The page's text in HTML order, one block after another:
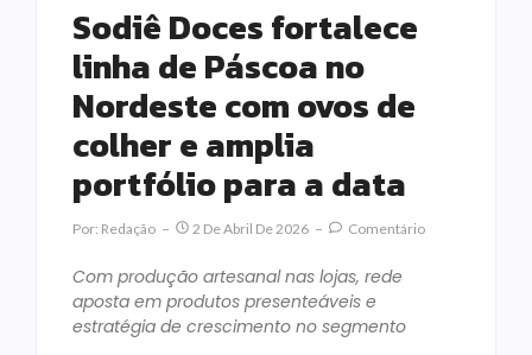
Sodiê Doces fortalece
linha de Páscoa no
Nordeste com ovos de
colher e amplia
portfólio para a data
Por: Redação 2 De Abril De 2026 Comentário
Com produção artesanal nas lojas, rede
aposta em produtos presenteáveis e
estratégia de crescimento no segmento